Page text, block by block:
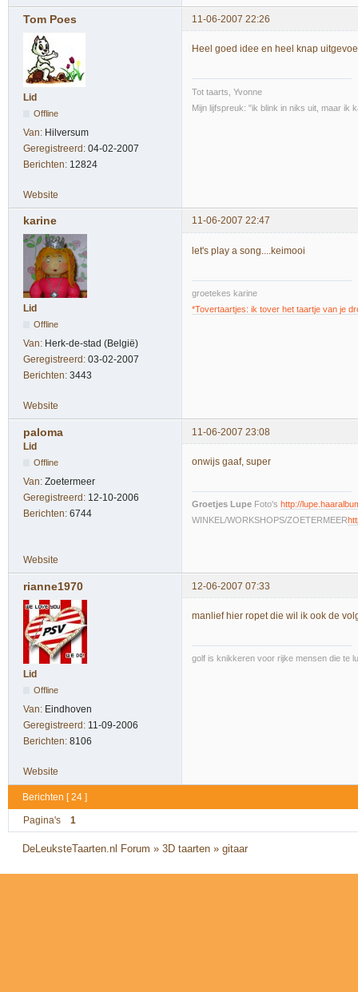
Tom Poes 11-06-2007 22:26
Lid
Offline
Van: Hilversum
Geregistreerd: 04-02-2007
Berichten: 12824
Heel goed idee en heel knap
Tot taarts, Yvonne
Mijn lijfspreuk: "ik blink in niks uit, maar ik
Website
karine 11-06-2007 22:47
Lid
Offline
Van: Herk-de-stad (België)
Geregistreerd: 03-02-2007
Berichten: 3443
let's play a song....keimooi
groetekes karine
*Tovertaartjes: ik tover het taartje van je
Website
paloma
11-06-2007 23:08
Lid
Offline
Van: Zoetermeer
Geregistreerd: 12-10-2006
Berichten: 6744
onwijs gaaf, super
Groetjes Lupe Foto's http://
WINKEL/WORKSHOPS/ZOETERMEER
Website
rianne1970 12-06-2007 07:33
Lid
Offline
Van: Eindhoven
Geregistreerd: 11-09-2006
Berichten: 8106
manlief hier ropet die wil ik ook de
golf is knikkeren voor rijke mensen die te
Website
Berichten [ 24 ]
Pagina's 1
DeLeuksteTaarten.nl Forum »3D taarten »gitaar